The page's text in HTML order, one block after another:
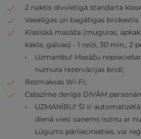
2 naktis divvietīgā standarta
Veselīgas un bagātīgas brokastis
Klasiskā masāža (muguras,
kakla, galvas) - 1 reizi, 30 min., 2
Uzmanību! Masāžu
numura rezervācijas brīdī;
Bezmaksas Wi-Fi;
Ceļazīme derīga DIVĀM
UZMANĪBU! Šī ir
dienā viesi saņems īsziņu ar
Lūgums pārliecinieties, vai